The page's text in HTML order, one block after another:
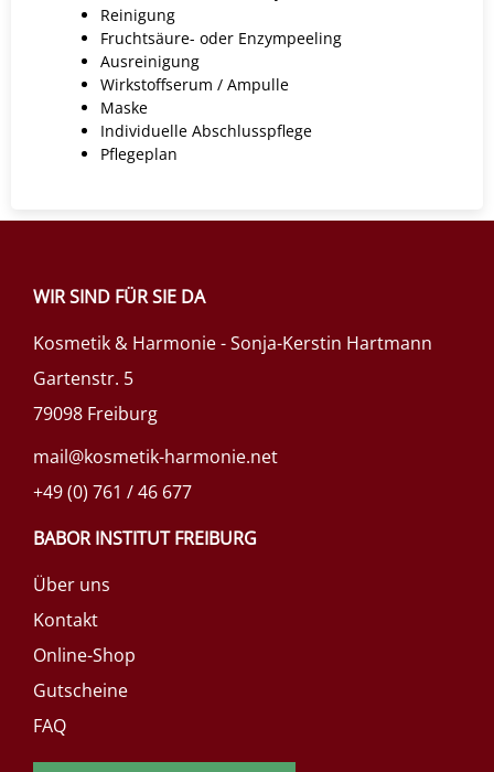
Reinigung
Fruchtsäure- oder Enzympeeling
Ausreinigung
Wirkstoffserum / Ampulle
Maske
Individuelle Abschlusspflege
Pflegeplan
WIR SIND FÜR SIE DA
Kosmetik & Harmonie - Sonja-Kerstin Hartmann
Gartenstr. 5
79098 Freiburg
mail@kosmetik-harmonie.net
+49 (0) 761 / 46 677
BABOR INSTITUT FREIBURG
Über uns
Kontakt
Online-Shop
Gutscheine
FAQ